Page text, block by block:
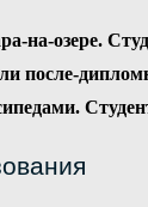
на-озере.